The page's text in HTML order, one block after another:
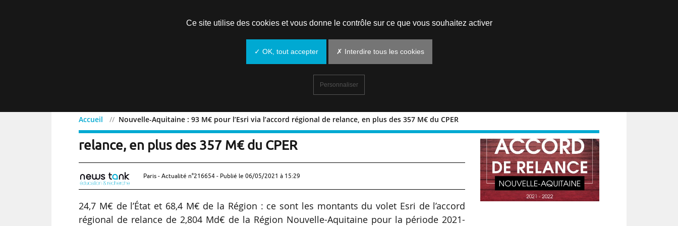
Accueil Nouvelle-Aquitaine : 93 M€ pour l’Esri via l’accord régional de relance, en plus des 357 M€ du CPER
Nouvelle-Aquitaine : 93 M€ pour l’Esri via l’accord régional de
relance, en plus des 357 M€ du CPER
Paris - Actualité n°216654 - Publié le 06/05/2021 à 15:29
24,7 M€ de l’État et 68,4 M€ de la Région : ce sont les montants du volet Esri de l’accord
régional de relance de 2,804 Md€ de la Région Nouvelle-Aquitaine pour la période 2021-
Ce site utilise des cookies et vous donne le contrôle sur ce que vous souhaitez activer
✓ OK, tout accepter ✗ Interdire tous les cookies
Personnaliser